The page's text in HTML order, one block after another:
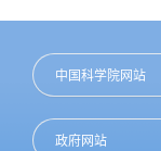
中国科学院网站
政府网站